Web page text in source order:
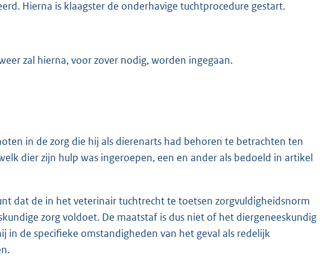
Hierna is klaagster de onderhavige tuchtprocedure gestart.
zal hierna, voor zover nodig, worden ingegaan.
in de zorg die hij als dierenarts had behoren te betrachten ten
dier zijn hulp was ingeroepen, een en ander als bedoeld in artikel
dat de in het veterinair tuchtrecht te toetsen zorgvuldigheidsnorm
zorg voldoet. De maatstaf is dus niet of het diergeneeskundig
de specifieke omstandigheden van het geval als redelijk